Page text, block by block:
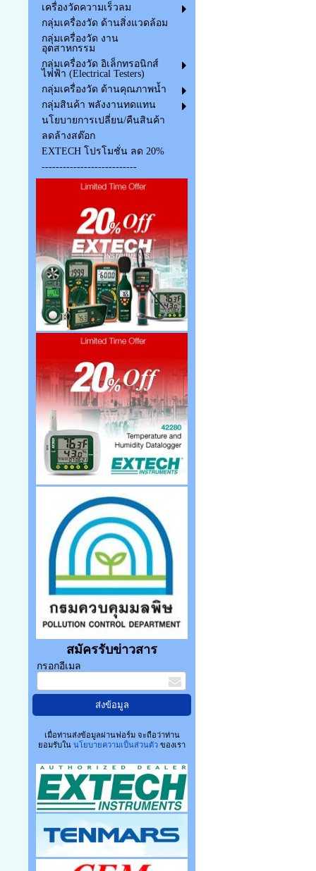
เครื่องวัดความเร็วลม
กลุ่มเครื่องวัด ด้านสิ่งแวดล้อม
กลุ่มเครื่องวัด งาน
อุตสาหกรรม
กลุ่มเครื่องวัด อิเล็กทรอนิกส์
ไฟฟ้า (Electrical Testers)
กลุ่มเครื่องวัด ด้านคุณภาพน้ำ
กลุ่มสินค้า พลังงานทดแทน
นโยบายการเปลี่ยน/คืนสินค้า
ลดล้างสต๊อก
EXTECH โปรโมชั่น ลด 20%
---------------------------
สมัครรับข่าวสาร
กรอกอีเมล
เมื่อท่านส่งข้อมูลผ่านฟอร์ม จะถือว่าท่าน
ยอมรับใน นโยบายความเป็นส่วนตัวของเรา